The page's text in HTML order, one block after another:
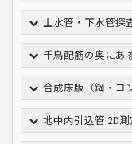
上水管・下水管探
千鳥配筋の奥にあ
合成床版（鋼・コ
地中内引込管 2D測